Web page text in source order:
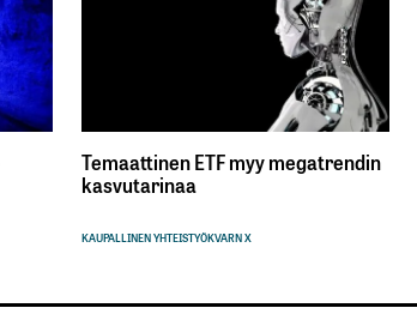
Temaattinen ETF myy megatrendin
kasvutarinaa
KAUPALLINEN YHTEISTYÖKVARN X